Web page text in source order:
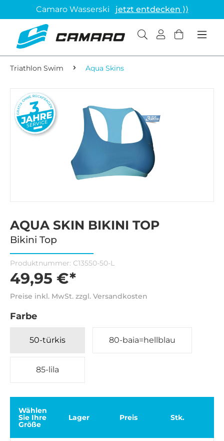
Camaro Wasserski jetzt entdecken ⟩⟩
Triathlon Swim Aqua Skins
AQUA SKIN BIKINI TOP
Bikini Top
Produktnummer: C13550-50-L
49,95 €*
Preise inkl. MwSt. zzgl. Versandkosten
Farbe
50-türkis 80-baia=hellblau
85-lila
Wählen
Sie Ihre
Größe
Lager Preis Stk.